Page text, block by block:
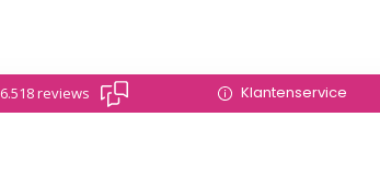
6.518 reviews Klantenservice